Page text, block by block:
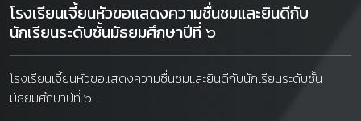
โรงเรียนเจี้ยนหัวขอแสดงความชื่นชมและยินดีกับ
นักเรียนระดับชั้นมัธยมศึกษาปีที่ ๖
โรงเรียนเจี้ยนหัวขอแสดงความชื่นชมและยินดีกับนักเรียนระดับชั้น
มัธยมศึกษาปีที่ ๖ ...